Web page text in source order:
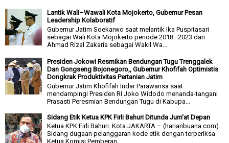
Lantik Wali–Wawali Kota Mojokerto, Gubernur Pesan
Leadership Kolaboratif
Gubernur Jatim Soekarwo saat melantik Ika Puspitasari
sebagai Wali Kota Mojokerto periode 2018–2023 dan
Ahmad Rizal Zakaria sebagai Wakil Wa...
Presiden Jokowi Resmikan Bendungan Tugu Trenggalek
Dan Gongseng Bojonegoro,, Gubernur Khofifah Optimistis
Dongkrak Produktivitas Pertanian Jatim
Gubernur Jatim Khofifah Indar Parawansa saat
mendampingi Presiden RI Joko Widodo menanda-tangani
Prasasti Peresmian Bendungan Tugu di Kabupa...
Sidang Etik Ketua KPK Firli Bahuri Ditunda Jum'at Depan
Ketua KPK Firli Bahuri. Kota JAKARTA – (harianbuana.com).
Sidang dugaan pelanggaran kode etik dengan terperiksa
Ketua Komisi Pemberan...